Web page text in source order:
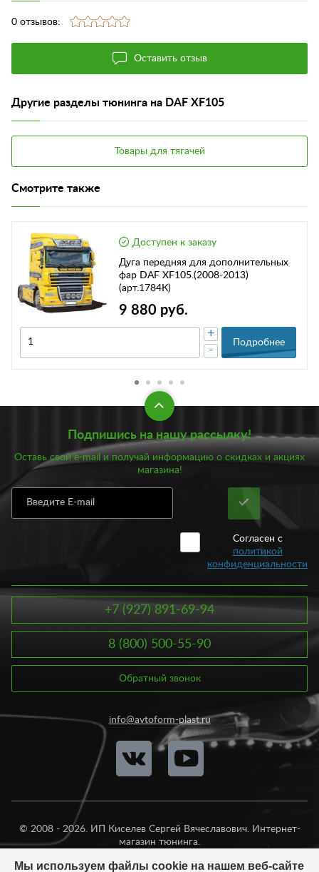
0 отзывов:
Оставить отзыв
Другие разделы тюнинга на DAF XF105
Товары для тягачей
Смотрите также
Доступен к заказу
Дуга передняя для дополнительных
фар DAF XF105.(2008-2013)
(арт.1784К)
9 880 руб.
-
+
Подробнее
Подпишись на нашу рассылку!
Оставь свой e-mail и получай информацию о скидках и акциях
магазина!
Согласен с
политикой
конфиденциальности
+7 (927) 891-69-94
8 (800) 500-55-90
Обратный звонок
info@avtoform-plast.ru
© 2008 - 2026. ИП Киселев Сергей Вячеславович. Интернет-
магазин тюнинга.
Мы используем файлы cookie на нашем веб-сайте